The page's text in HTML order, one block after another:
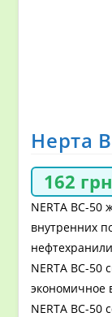
Нерта
162 грн
NERTA BC-50
внутренних
NERTA BC-50
экономичное
NERTA BC-